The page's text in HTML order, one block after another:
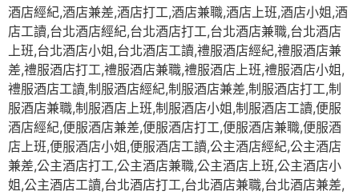
酒店經紀,酒店兼差,酒店打工,酒店兼職,酒店上班,酒店小姐,酒
店工讀,台北酒店經紀,台北酒店打工,台北酒店兼職,台北酒店
上班,台北酒店小姐,台北酒店工讀,禮服酒店經紀,禮服酒店兼
差,禮服酒店打工,禮服酒店兼職,禮服酒店上班,禮服酒店小姐,
禮服酒店工讀,制服酒店經紀,制服酒店兼差,制服酒店打工,制
服酒店兼職,制服酒店上班,制服酒店小姐,制服酒店工讀,便服
酒店經紀,便服酒店兼差,便服酒店打工,便服酒店兼職,便服酒
店上班,便服酒店小姐,便服酒店工讀,公主酒店經紀,公主酒店
兼差,公主酒店打工,公主酒店兼職,公主酒店上班,公主酒店小
姐,公主酒店工讀,台北酒店打工,台北酒店兼職,台北酒店兼差,